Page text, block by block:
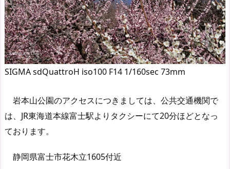
SIGMA sdQuattroH iso100 F14 1/160sec 73mm
岩本山公園のアクセスにつきましては、公共交通機関で
は、JR東海道本線富士駅よりタクシーにて20分ほどとなっ
ております。
静岡県富士市花木立1605付近